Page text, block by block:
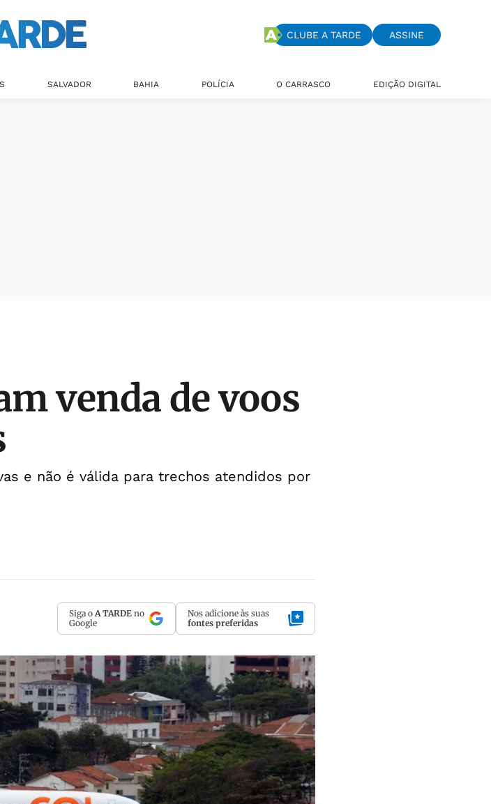
CLUBE A TARDE ASSINE
SALVADOR BAHIA POLÍCIA O CARRASCO EDIÇÃO DIGITAL
venda de voos
e não é válida para trechos atendidos por
Siga o A TARDE no
Google
Nos adicione às suas
fontes preferidas